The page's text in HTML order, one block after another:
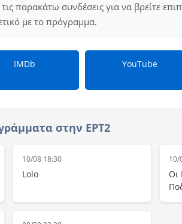
παρακάτω συνδέσεις για να βρείτε
με το πρόγραμμα.
IMDb YouTube
στην ΕΡΤ2
10/08 18:30
Lolo
10/
Οι